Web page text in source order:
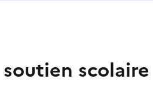
scolaire